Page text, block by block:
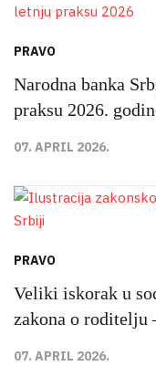
PRAVO
Narodna banka
praksu 2026.
07. APRIL 2026.
PRAVO
Veliki iskorak u
zakona o roditelju
07. APRIL 2026.